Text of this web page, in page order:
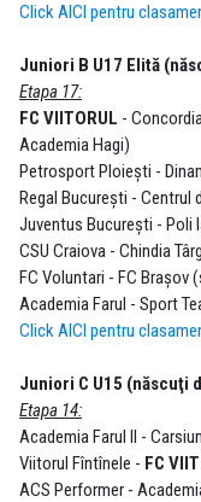
Click AICI pentru
Juniori B U17 Elită
Etapa 17:
FC VIITORUL -
Academia Hagi)
Petrosport Ploieşti -
Regal Bucureşti - Centrul
Juventus Bucureşti - Poli
CSU Craiova - Chindia
FC Voluntari - FC Braşov
Academia Farul - Sport
Click AICI pentru
Juniori C U15 (născuţi
Etapa 14:
Academia Farul II -
Viitorul Fîntînele - FC
ACS Performer -